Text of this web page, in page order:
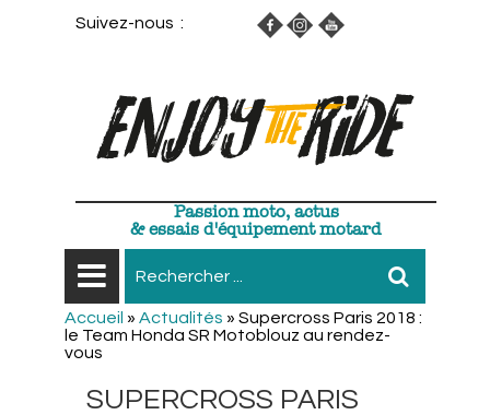
Suivez-nous :
Passion moto, actus
& essais d'équipement motard
Accueil » Actualités » Supercross Paris 2018 :
le Team Honda SR Motoblouz au rendez-
vous
SUPERCROSS PARIS